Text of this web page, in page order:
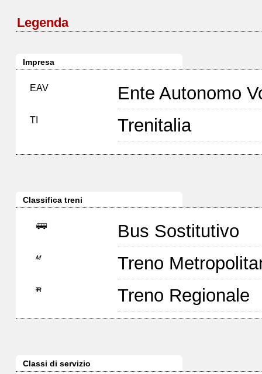
Legenda
Impresa
EAV Ente Autonomo
TI Trenitalia
Classifica treni
Bus Sostitutivo
Treno
Treno Regionale
Classi di servizio